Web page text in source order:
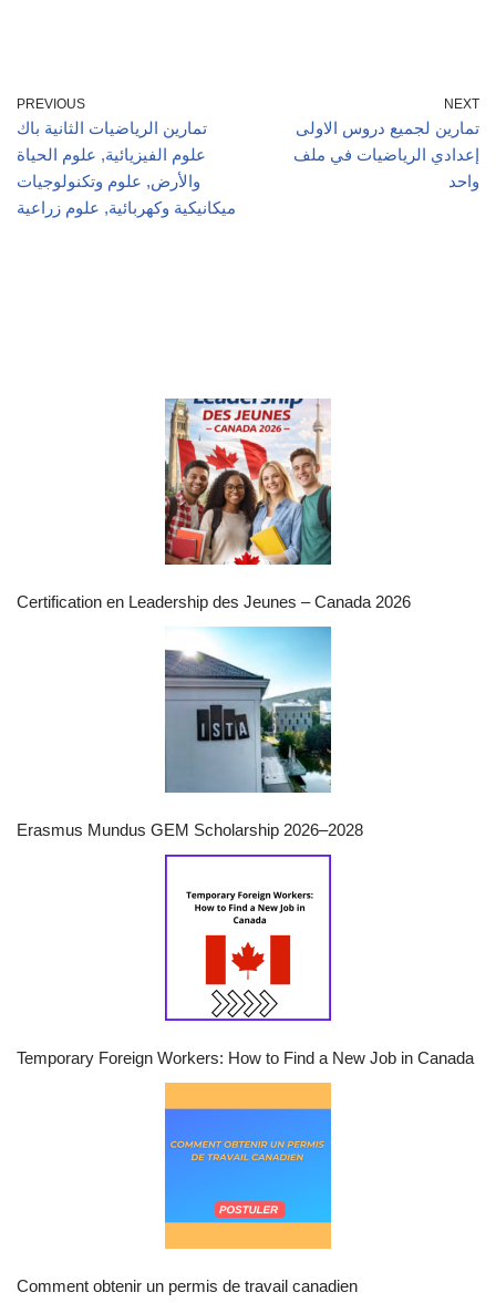
PREVIOUS
تمارين الرياضيات الثانية باك
علوم الفيزيائية, علوم الحياة
والأرض, علوم وتكنولوجيات
ميكانيكية وكهربائية, علوم زراعية
NEXT
تمارين لجميع دروس الاولى
إعدادي الرياضيات في ملف
واحد
Certification en Leadership des Jeunes – Canada 2026
Erasmus Mundus GEM Scholarship 2026–2028
Temporary Foreign Workers: How to Find a New Job in Canada
Comment obtenir un permis de travail canadien